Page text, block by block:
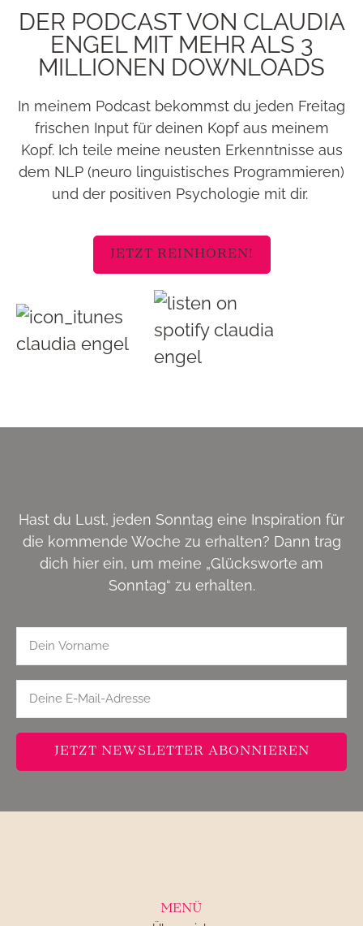
DER PODCAST VON CLAUDIA
ENGEL MIT MEHR ALS 3
MILLIONEN DOWNLOADS
In meinem Podcast bekommst du jeden Freitag
frischen Input für deinen Kopf aus meinem
Kopf. Ich teile meine neusten Erkenntnisse aus
dem NLP (neuro linguistisches Programmieren)
und der positiven Psychologie mit dir.
JETZT REINHÖREN!
Hast du Lust, jeden Sonntag eine Inspiration für
die kommende Woche zu erhalten? Dann trag
dich hier ein, um meine „Glücksworte am
Sonntag“ zu erhalten.
JETZT NEWSLETTER ABONNIEREN
MENÜ